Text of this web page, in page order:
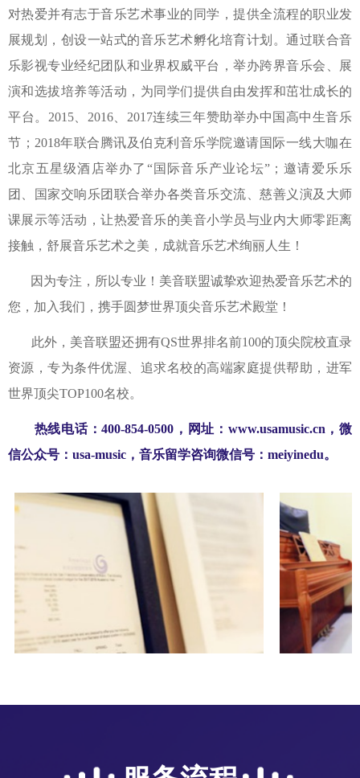
对热爱并有志于音乐艺术事业的同学，提供全流程的职业发
展规划，创设一站式的音乐艺术孵化培育计划。通过联合音
乐影视专业经纪团队和业界权威平台，举办跨界音乐会、展
演和选拔培养等活动，为同学们提供自由发挥和茁壮成长的
平台。2015、2016、2017连续三年赞助举办中国高中生音乐
节；2018年联合腾讯及伯克利音乐学院邀请国际一线大咖在
北京五星级酒店举办了“国际音乐产业论坛”；邀请爱乐乐
团、国家交响乐团联合举办各类音乐交流、慈善义演及大师
课展示等活动，让热爱音乐的美音小学员与业内大师零距离
接触，舒展音乐艺术之美，成就音乐艺术绚丽人生！
因为专注，所以专业！美音联盟诚挚欢迎热爱音乐艺术的
您，加入我们，携手圆梦世界顶尖音乐艺术殿堂！
此外，美音联盟还拥有QS世界排名前100的顶尖院校直录
资源，专为条件优渥、追求名校的高端家庭提供帮助，进军
世界顶尖TOP100名校。
热线电话：400-854-0500，网址：www.usamusic.cn，微
信公众号：usa-music，音乐留学咨询微信号：meiyinedu。